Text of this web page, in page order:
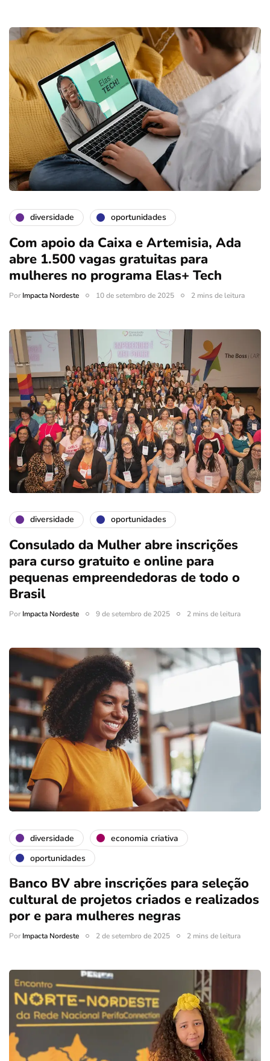
diversidade oportunidades
Com apoio da Caixa e Artemisia, Ada
abre 1.500 vagas gratuitas para
mulheres no programa Elas+ Tech
PorImpacta Nordeste 10 de setembro de 2025 2 mins de leitura
diversidade oportunidades
Consulado da Mulher abre inscrições
para curso gratuito e online para
pequenas empreendedoras de todo o
Brasil
PorImpacta Nordeste 9 de setembro de 2025 2 mins de leitura
diversidade
economia criativa
oportunidades
Banco BV abre inscrições para seleção
cultural de projetos criados e realizados
por e para mulheres negras
PorImpacta Nordeste 2 de setembro de 2025 2 mins de leitura